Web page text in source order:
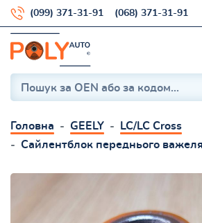
(099) 371-31-91 (068) 371-31-91
Головна GEELY
LC/LC Cross
Сайлентблок переднього